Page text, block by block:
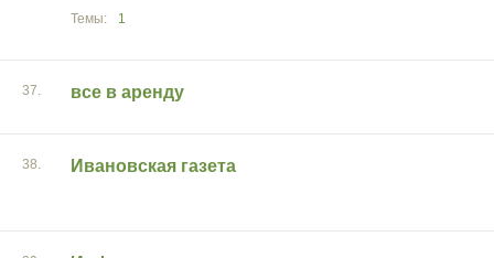
1
37. все в аренду
38. Ивановская газета